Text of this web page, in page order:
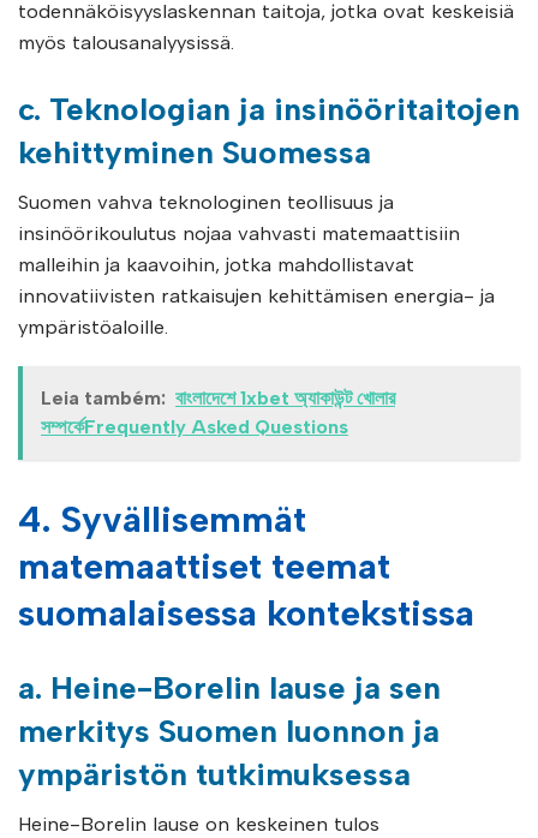
todennäköisyyslaskennan taitoja, jotka ovat keskeisiä
myös talousanalyysissä.
c. Teknologian ja insinööritaitojen
kehittyminen Suomessa
Suomen vahva teknologinen teollisuus ja
insinöörikoulutus nojaa vahvasti matemaattisiin
malleihin ja kaavoihin, jotka mahdollistavat
innovatiivisten ratkaisujen kehittämisen energia- ja
ympäristöaloille.
Leia também: বাংলাদেশে 1xbet অ্যাকাউন্ট খোলার
সম্পর্কেFrequently Asked Questions
4. Syvällisemmät
matemaattiset teemat
suomalaisessa kontekstissa
a. Heine-Borelin lause ja sen
merkitys Suomen luonnon ja
ympäristön tutkimuksessa
Heine-Borelin lause on keskeinen tulos